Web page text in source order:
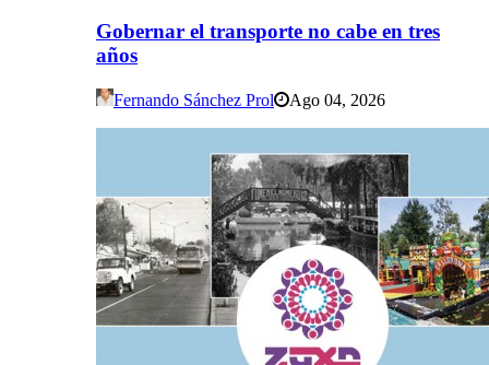
Gobernar el transporte no cabe en tres
años
Fernando Sánchez Prol Ago 04, 2026